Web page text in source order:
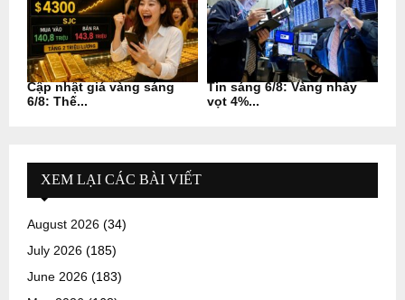
Cập nhật giá vàng sáng
6/8: Thế...
Tin sáng 6/8: Vàng nhảy
vọt 4%...
XEM LẠI CÁC BÀI VIẾT
August 2026 (34)
July 2026 (185)
June 2026 (183)